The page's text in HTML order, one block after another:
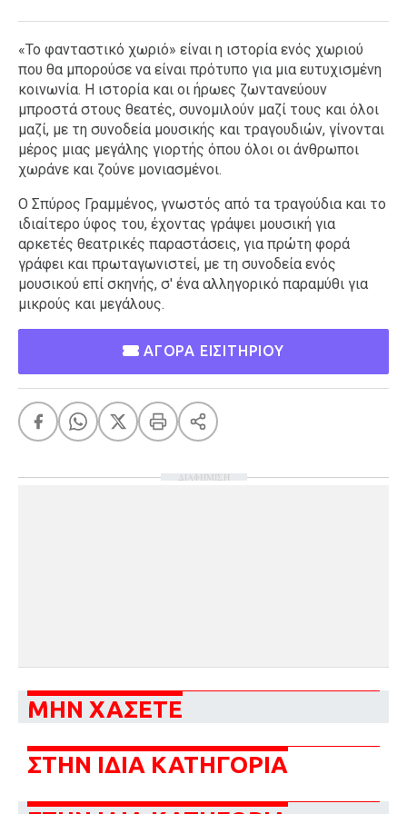
«Το φανταστικό χωριό» είναι η ιστορία ενός χωριού
που θα μπορούσε να είναι πρότυπο για μια ευτυχισμένη
κοινωνία. Η ιστορία και οι ήρωες ζωντανεύουν
μπροστά στους θεατές, συνομιλούν μαζί τους και όλοι
μαζί, με τη συνοδεία μουσικής και τραγουδιών, γίνονται
μέρος μιας μεγάλης γιορτής όπου όλοι οι άνθρωποι
χωράνε και ζούνε μονιασμένοι.
Ο Σπύρος Γραμμένος, γνωστός από τα τραγούδια και το
ιδιαίτερο ύφος του, έχοντας γράψει μουσική για
αρκετές θεατρικές παραστάσεις, για πρώτη φορά
γράφει και πρωταγωνιστεί, με τη συνοδεία ενός
μουσικού επί σκηνής, σ' ένα αλληγορικό παραμύθι για
μικρούς και μεγάλους.
ΑΓΟΡΑ ΕΙΣΙΤΗΡΙΟΥ
ΔΙΑΦΗΜΙΣΗ
ΜΗΝ ΧΑΣΕΤΕ
ΣΤΗΝ ΙΔΙΑ ΚΑΤΗΓΟΡΙΑ